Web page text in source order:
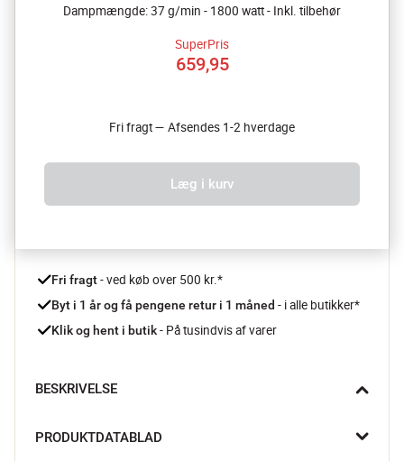
Dampmængde: 37 g/min - 1800 watt - Inkl. tilbehør
SuperPris
659,95
Fri fragt — Afsendes 1-2 hverdage
Læg i kurv
Fri fragt - ved køb over 500 kr.*
Byt i 1 år og få pengene retur i 1 måned - i alle butikker*
Klik og hent i butik - På tusindvis af varer
BESKRIVELSE
tøjpleje helt uden strygebræt eller stress.
PRODUKTDATABLAD